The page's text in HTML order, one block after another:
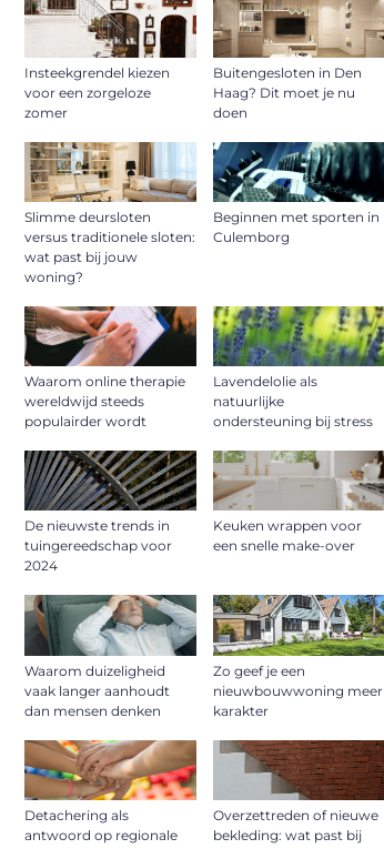
Insteekgrendel kiezen
voor een zorgeloze
zomer
Buitengesloten in Den
Haag? Dit moet je nu
doen
Slimme deursloten
versus traditionele sloten:
wat past bij jouw
woning?
Beginnen met sporten in
Culemborg
Waarom online therapie
wereldwijd steeds
populairder wordt
Lavendelolie als
natuurlijke
ondersteuning bij stress
De nieuwste trends in
tuingereedschap voor
2024
Keuken wrappen voor
een snelle make-over
Waarom duizeligheid
vaak langer aanhoudt
dan mensen denken
Zo geef je een
nieuwbouwwoning meer
karakter
Detachering als
antwoord op regionale
Overzettreden of nieuwe
bekleding: wat past bij